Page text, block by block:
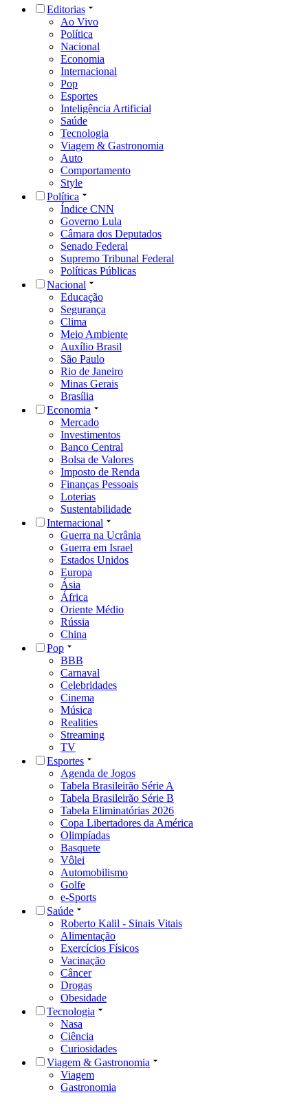
Editorias
Ao Vivo
Política
Nacional
Economia
Internacional
Pop
Esportes
Inteligência Artificial
Saúde
Tecnologia
Viagem & Gastronomia
Auto
Comportamento
Style
Política
Índice CNN
Governo Lula
Câmara dos Deputados
Senado Federal
Supremo Tribunal Federal
Políticas Públicas
Nacional
Educação
Segurança
Clima
Meio Ambiente
Auxílio Brasil
São Paulo
Rio de Janeiro
Minas Gerais
Brasília
Economia
Mercado
Investimentos
Banco Central
Bolsa de Valores
Imposto de Renda
Finanças Pessoais
Loterias
Sustentabilidade
Internacional
Guerra na Ucrânia
Guerra em Israel
Estados Unidos
Europa
Ásia
África
Oriente Médio
Rússia
China
Pop
BBB
Carnaval
Celebridades
Cinema
Música
Realities
Streaming
TV
Esportes
Agenda de Jogos
Tabela Brasileirão Série A
Tabela Brasileirão Série B
Tabela Eliminatórias 2026
Copa Libertadores da América
Olimpíadas
Basquete
Vôlei
Automobilismo
Golfe
e-Sports
Saúde
Roberto Kalil - Sinais Vitais
Alimentação
Exercícios Físicos
Vacinação
Câncer
Drogas
Obesidade
Tecnologia
Nasa
Ciência
Curiosidades
Viagem & Gastronomia
Viagem
Gastronomia